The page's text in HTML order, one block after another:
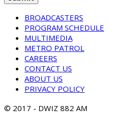
BROADCASTERS
PROGRAM SCHEDULE
MULTIMEDIA
METRO PATROL
CAREERS
CONTACT US
ABOUT US
PRIVACY POLICY
© 2017 - DWIZ 882 AM